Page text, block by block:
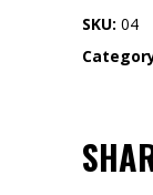
SKU: 04